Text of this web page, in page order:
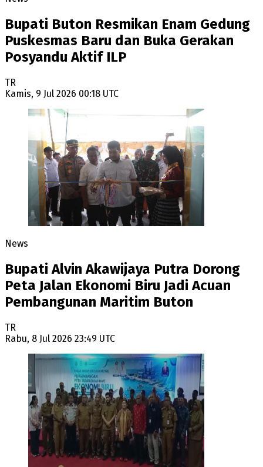
Bupati Buton Resmikan Enam Gedung
Puskesmas Baru dan Buka Gerakan
Posyandu Aktif ILP
TR
Kamis, 9 Jul 2026 00:18 UTC
News
Bupati Alvin Akawijaya Putra Dorong
Peta Jalan Ekonomi Biru Jadi Acuan
Pembangunan Maritim Buton
TR
Rabu, 8 Jul 2026 23:49 UTC